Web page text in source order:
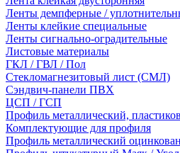
Ленты демпферные /
Ленты клейкие специальные
Ленты сигнально-оградительные
Листовые материалы
ГКЛ / ГВЛ / Пол
Стекломагнезитовый лист (СМЛ)
Сэндвич-панели ПВХ
ЦСП / ГСП
Профиль металлический,
Комплектующие для профиля
Профиль металлический